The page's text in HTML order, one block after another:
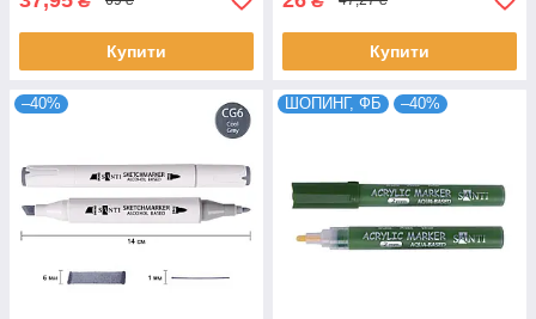
Купити Купити
–40% ШОПИНГ, ФБ –40%